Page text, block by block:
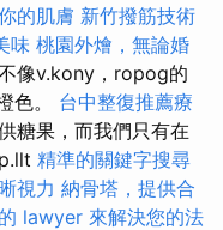
的肌膚 新竹撥筋技術
味 桃園外燴，無論婚
像v.kony，ropog的
色。 台中整復推薦療
糖果，而我們只有在
精準的關鍵字搜尋
視力 納骨塔，提供合
lawyer 來解決您的法